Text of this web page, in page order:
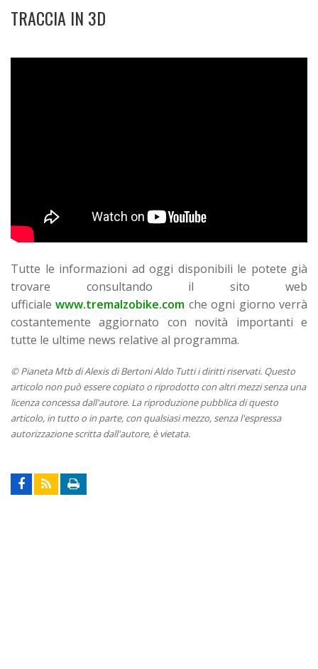
TRACCIA IN 3D
Tutte le informazioni ad oggi disponibili le potete già
trovare consultando il sito web
ufficialewww.tremalzobike.com che ogni giorno verrà
costantemente aggiornato con novità importanti e
tutte le ultime news relative al programma.
© Pianeta Mtb di Alexis di Bertoni Aldo Tutti i diritti riservati. Questo
articolo non può essere copiato o riprodotto con altri mezzi senza una
licenza concessa dall'autore. La riproduzione pubblica di questo
articolo, in tutto o in parte, con qualsiasi mezzo, senza l'espressa
autorizzazione scritta dall'autore, è vietata.